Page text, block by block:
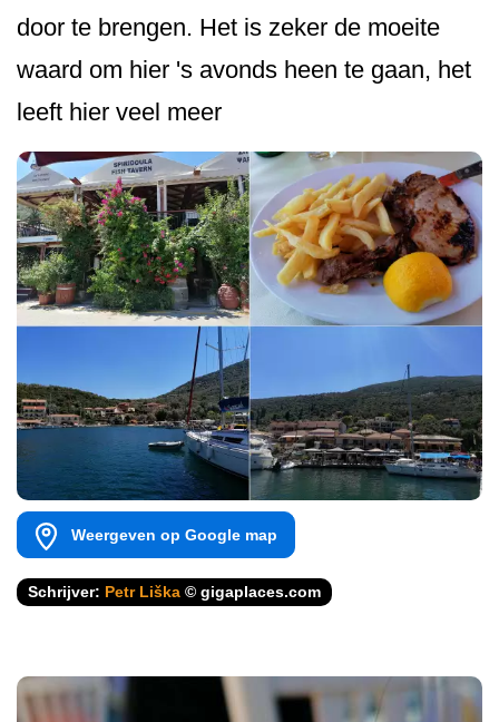
door te brengen. Het is zeker de moeite
waard om hier 's avonds heen te gaan, het
leeft hier veel meer
Weergeven op Google map
Schrijver: Petr Liška © gigaplaces.com